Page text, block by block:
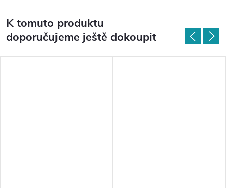
K tomuto produktu
doporučujeme ještě dokoupit